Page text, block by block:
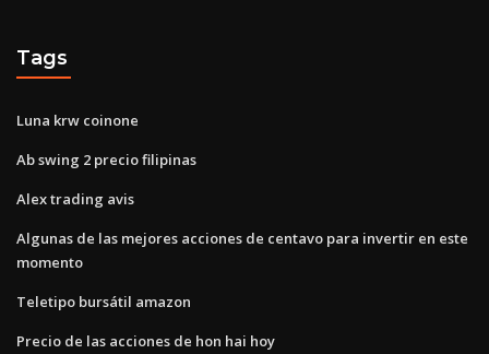
Tags
Luna krw coinone
Ab swing 2 precio filipinas
Alex trading avis
Algunas de las mejores acciones de centavo para invertir en este
momento
Teletipo bursátil amazon
Precio de las acciones de hon hai hoy